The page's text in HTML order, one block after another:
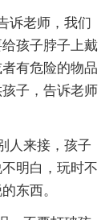
诉老师，我们
孩子脖子上戴
有危险的物品
子，告诉老师
人来接，孩子
明白，玩时不
东西。